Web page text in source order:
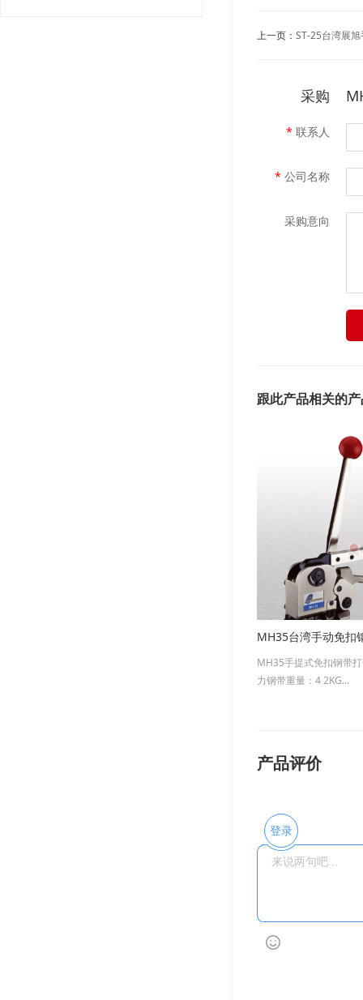
上一页： ST-25台湾展
采购
* 联系人
* 公司名称
采购意向
跟此产品相关的
MH35台湾手动免扣
MH35手提式免扣钢带
力钢带重量：4 2KG...
产品评价
登录